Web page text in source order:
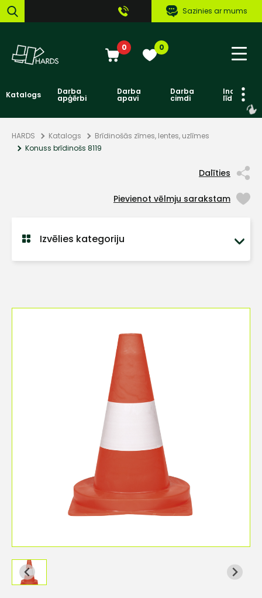
Sazinies ar mums
0 0
Katalogs Darba
apģērbi
Darba
apavi
Darba
cimdi līdzekļi
HARDS Katalogs
Brīdinošās zīmes, lentes, uzlīmes
Konuss brīdinošs 8119
Dalīties
Pievienot vēlmju sarakstam
Izvēlies kategoriju